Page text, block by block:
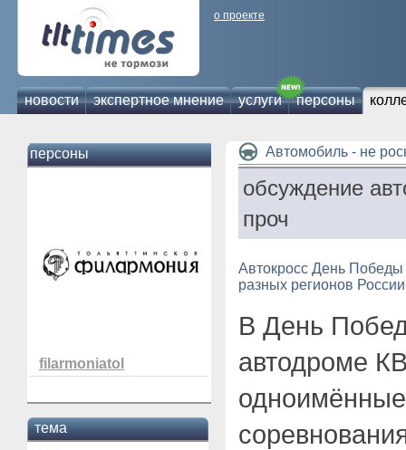
о проекте
новости экспертное мнение услуги персоны
персоны
filarmoniatol
тема
Автомобиль - не
обсуждение
проч
Автокросс День Победы
разных регионов России
В День
автодроме